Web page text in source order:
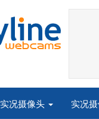
实况摄像头 实况